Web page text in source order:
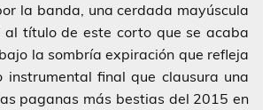
la banda, una cerdada mayúscula
al título de este corto que se acaba
la sombría expiración que refleja
instrumental final que clausura una
paganas más bestias del 2015 en